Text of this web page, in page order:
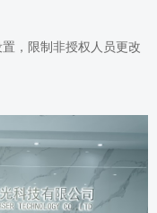
，限制非授权人员更改